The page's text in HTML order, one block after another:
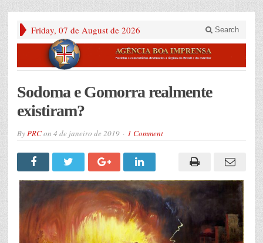
Friday, 07 de August de 2026 Search
Sodoma e Gomorra realmente
existiram?
ByPRCon 4 de janeiro de 2019 1 Comment